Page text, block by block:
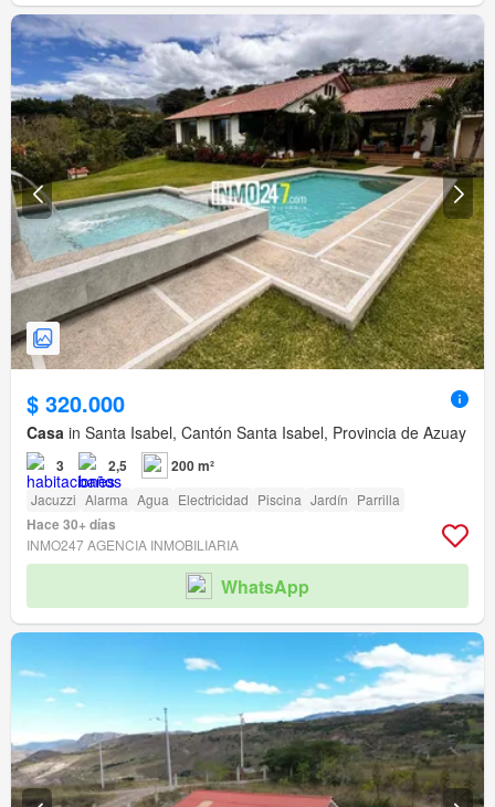
$ 320.000
Casa in Santa Isabel, Cantón Santa Isabel, Provincia de Azuay
3 2,5 200 m²
Jacuzzi Alarma Agua Electricidad Piscina Jardín Parrilla
Hace 30+ días
INMO247 AGENCIA INMOBILIARIA
WhatsApp